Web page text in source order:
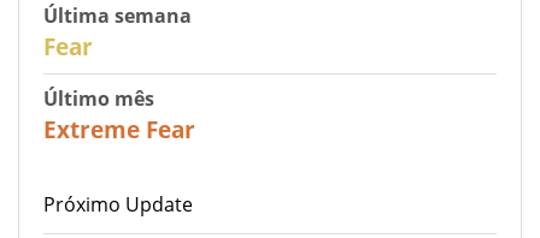
Última semana
Fear
Último mês
Extreme Fear
Próximo Update